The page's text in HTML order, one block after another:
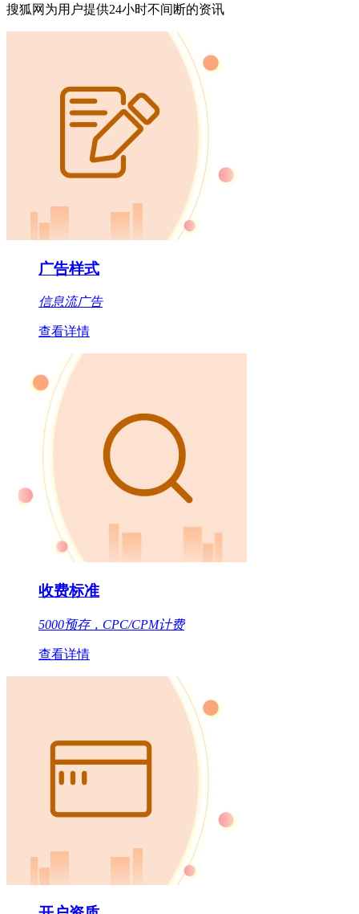
搜狐网为用户提供24小时不间断的资讯
广告样式
信息流广告
查看详情
收费标准
5000预存，CPC/CPM计费
查看详情